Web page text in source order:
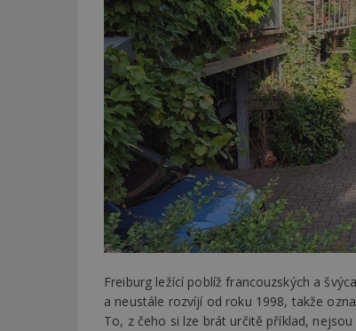
Freiburg ležící poblíž francouzských a
a neustále rozvíjí od roku 1998, takže
To, z čeho si lze brát určitě příklad,